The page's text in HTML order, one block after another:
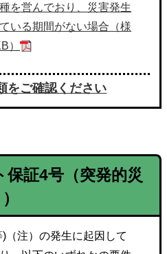
を営んでおり、災害発生
いる期間がない場合（様
）
をご確認ください
保証4号 （突発的災
（注）の発生に起因して